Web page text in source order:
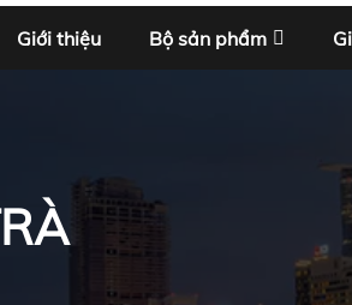
Giới thiệu Bộ sản phẩm